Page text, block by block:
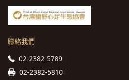
聯絡我們
02-2382-5789
02-2382-5810